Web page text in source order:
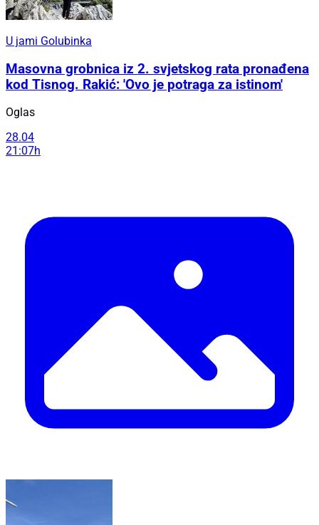
U jami Golubinka
Masovna grobnica iz 2. svjetskog rata pronađena
kod Tisnog. Rakić: 'Ovo je potraga za istinom'
Oglas
28.04
21:07h